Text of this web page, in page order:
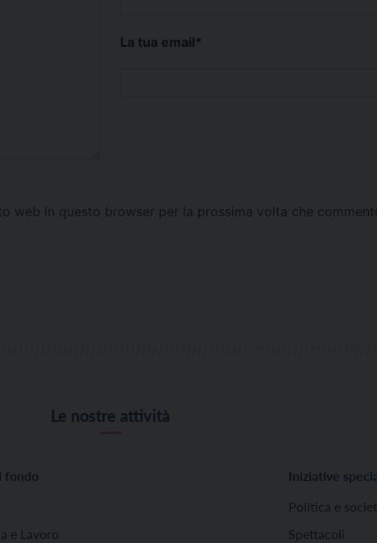
La tua email*
web in questo browser per la prossima volta che
Le nostre attività
fondo
e Lavoro
Iniziative
Politica e
Spettacoli